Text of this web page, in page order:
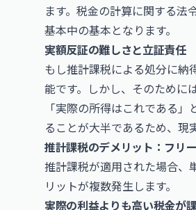
ます。税金の計算に関する法
基本中の基本となります。
実額反証の難しさと立証責任
もし推計課税による処分に納
能です。しかし、そのために
「実際の所得はこれである
ることが大半であるため、現
推計課税のデメリット：フリ
推計課税が適用された場合、
リットが複数発生します。
実際の利益よりも高い税金が